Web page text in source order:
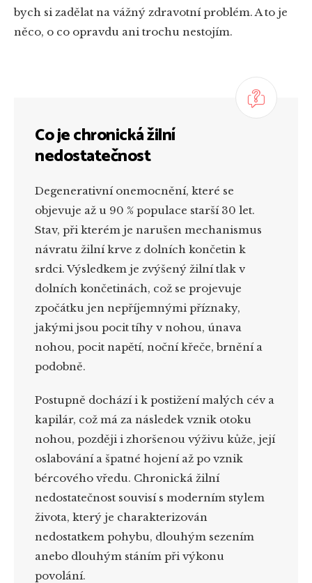
bych si zadělat na vážný zdravotní problém. A to je
něco, o co opravdu ani trochu nestojím.
Co je chronická žilní
nedostatečnost
Degenerativní onemocnění, které se
objevuje až u 90 % populace starší 30 let.
Stav, při kterém je narušen mechanismus
návratu žilní krve z dolních končetin k
srdci. Výsledkem je zvýšený žilní tlak v
dolních končetinách, což se projevuje
zpočátku jen nepříjemnými příznaky,
jakými jsou pocit tíhy v nohou, únava
nohou, pocit napětí, noční křeče, brnění a
podobně.
Postupně dochází i k postižení malých cév a
kapilár, což má za následek vznik otoku
nohou, později i zhoršenou výživu kůže, její
oslabování a špatné hojení až po vznik
bércového vředu. Chronická žilní
nedostatečnost souvisí s moderním stylem
života, který je charakterizován
nedostatkem pohybu, dlouhým sezením
anebo dlouhým stáním při výkonu
povolání.